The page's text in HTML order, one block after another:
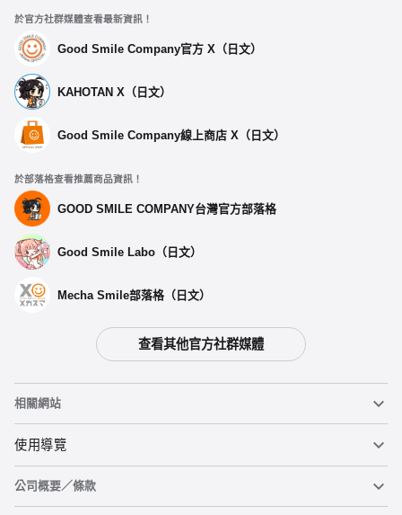
於官方社群媒體查看最新資訊！
Good Smile Company官方 X（日文）
KAHOTAN X（日文）
Good Smile Company線上商店 X（日文）
於部落格查看推薦商品資訊！
GOOD SMILE COMPANY台灣官方部落格
Good Smile Labo（日文）
Mecha Smile部落格（日文）
查看其他官方社群媒體
相關網站
黏土人
黏土人臉部製造機（英文）
使用導覽
重要公告
公司概要／條款